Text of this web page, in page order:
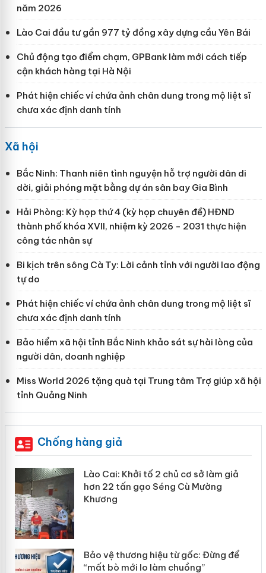
năm 2026
Lào Cai đầu tư gần 977 tỷ đồng xây dựng cầu Yên Bái
Chủ động tạo điểm chạm, GPBank làm mới cách tiếp
cận khách hàng tại Hà Nội
Phát hiện chiếc ví chứa ảnh chân dung trong mộ liệt sĩ
chưa xác định danh tính
Xã hội
Bắc Ninh: Thanh niên tình nguyện hỗ trợ người dân di
dời, giải phóng mặt bằng dự án sân bay Gia Bình
Hải Phòng: Kỳ họp thứ 4 (kỳ họp chuyên đề) HĐND
thành phố khóa XVII, nhiệm kỳ 2026 - 2031 thực hiện
công tác nhân sự
Bi kịch trên sông Cà Ty: Lời cảnh tỉnh với người lao động
tự do
Phát hiện chiếc ví chứa ảnh chân dung trong mộ liệt sĩ
chưa xác định danh tính
Bảo hiểm xã hội tỉnh Bắc Ninh khảo sát sự hài lòng của
người dân, doanh nghiệp
Miss World 2026 tặng quà tại Trung tâm Trợ giúp xã hội
tỉnh Quảng Ninh
Chống hàng giả
Lào Cai: Khởi tố 2 chủ cơ sở làm giả
hơn 22 tấn gạo Séng Cù Mường
Khương
Bảo vệ thương hiệu từ gốc: Đừng để
“mất bò mới lo làm chuồng”